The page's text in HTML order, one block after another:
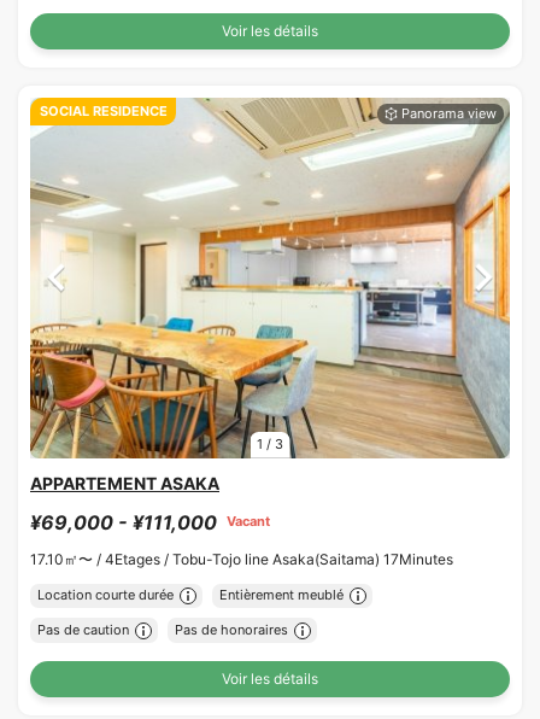
Voir les détails
1 / 3
SOCIAL RESIDENCE
APPARTEMENT ASAKA
¥69,000 - ¥111,000 Vacant
17.10㎡〜 / 4Etages / Tobu-Tojo line Asaka(Saitama) 17Minutes
Location courte durée Entièrement meublé
Pas de caution Pas de honoraires
Voir les détails